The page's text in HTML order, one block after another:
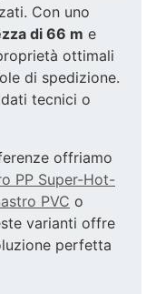
Con uno
di 66 m e
ottimali
di spedizione.
tecnici o
offriamo
PP Super-Hot-
PVC o
varianti offre
perfetta